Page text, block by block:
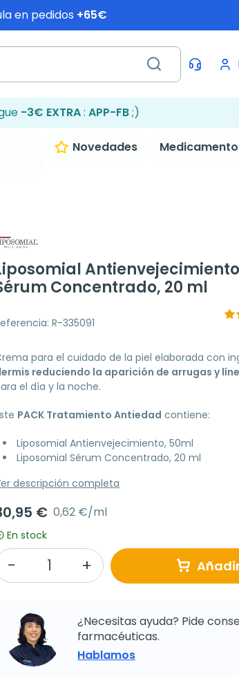
en pedidos +65€
-3€ EXTRA: APP-FB;)
Novedades
Antienvejecimiento,
Concentrado, 20 ml
R-335091
para el cuidado de la piel elaborada con
reduciendo la aparición de arrugas y
el día y la noche.
PACK Tratamiento Antiedad contiene:
Liposomial Antienvejecimiento, 50ml
Liposomial Sérum Concentrado, 20 ml
descripción completa
€ 0,62 €/ml
En stock
¿Necesitas ayuda? Pide
farmacéuticas.
Hablamos